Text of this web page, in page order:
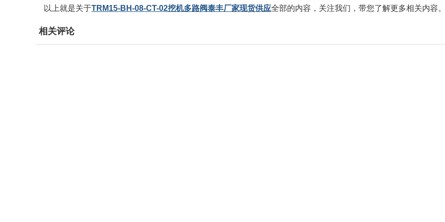
以上就是关于TRM15-BH-08-CT-02挖机多路阀泰丰厂家现货供应全部的内容，关注我们，带您了解更多相关内容。
相关评论